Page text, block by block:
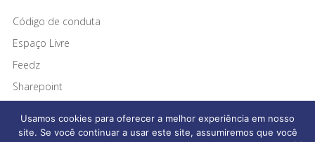
Código de conduta
Espaço Livre
Feedz
Sharepoint
Usamos cookies para oferecer a melhor experiência em nosso
site. Se você continuar a usar este site, assumiremos que você